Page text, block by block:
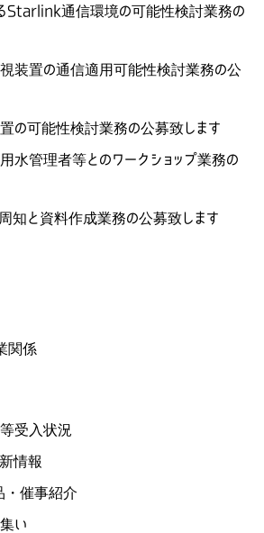
Starlink通信環境の可能性検討業務の
装置の通信適用可能性検討業務の公
の可能性検討業務の公募致します
水管理者等とのワークショップ業務の
知と資料作成業務の公募致します
関係
受入状況
情報
・催事紹介
い